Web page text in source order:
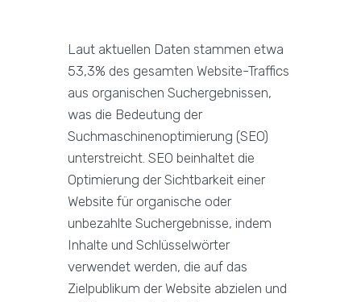
Laut aktuellen Daten stammen etwa
53,3% des gesamten Website-Traffics
aus organischen Suchergebnissen,
was die Bedeutung der
Suchmaschinenoptimierung (SEO)
unterstreicht. SEO beinhaltet die
Optimierung der Sichtbarkeit einer
Website für organische oder
unbezahlte Suchergebnisse, indem
Inhalte und Schlüsselwörter
verwendet werden, die auf das
Zielpublikum der Website abzielen und